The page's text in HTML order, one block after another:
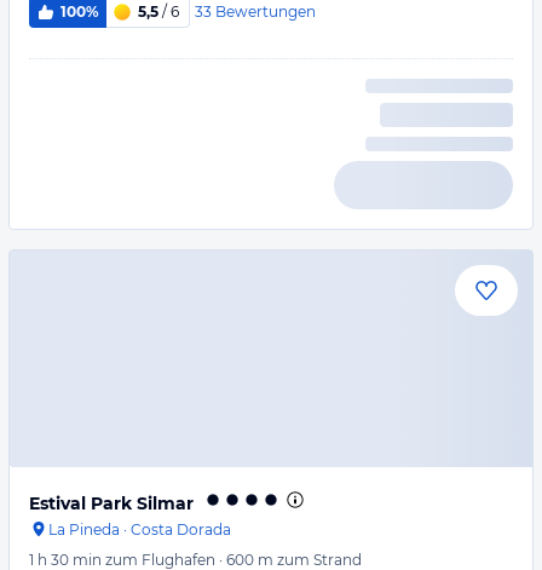
100% 5,5 / 6 33 Bewertungen
Estival Park Silmar
La Pineda · Costa Dorada
1 h 30 min zum Flughafen · 600 m zum Strand